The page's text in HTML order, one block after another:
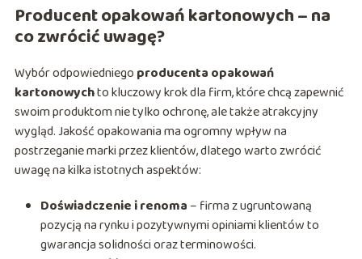
Producent opakowań kartonowych – na
co zwrócić uwagę?
Wybór odpowiedniego producenta opakowań
kartonowychto kluczowy krok dla firm, które chcą zapewnić
swoim produktom nie tylko ochronę, ale także atrakcyjny
wygląd. Jakość opakowania ma ogromny wpływ na
postrzeganie marki przez klientów, dlatego warto zwrócić
uwagę na kilka istotnych aspektów:
Doświadczenie i renoma – firma z ugruntowaną
pozycją na rynku i pozytywnymi opiniami klientów to
gwarancja solidności oraz terminowości.